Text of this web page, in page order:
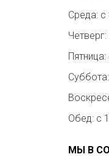
Среда: с
Обед: с
МЫ В